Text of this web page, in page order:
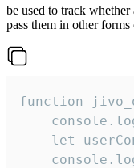
be used to track
pass them in other forms
function
let